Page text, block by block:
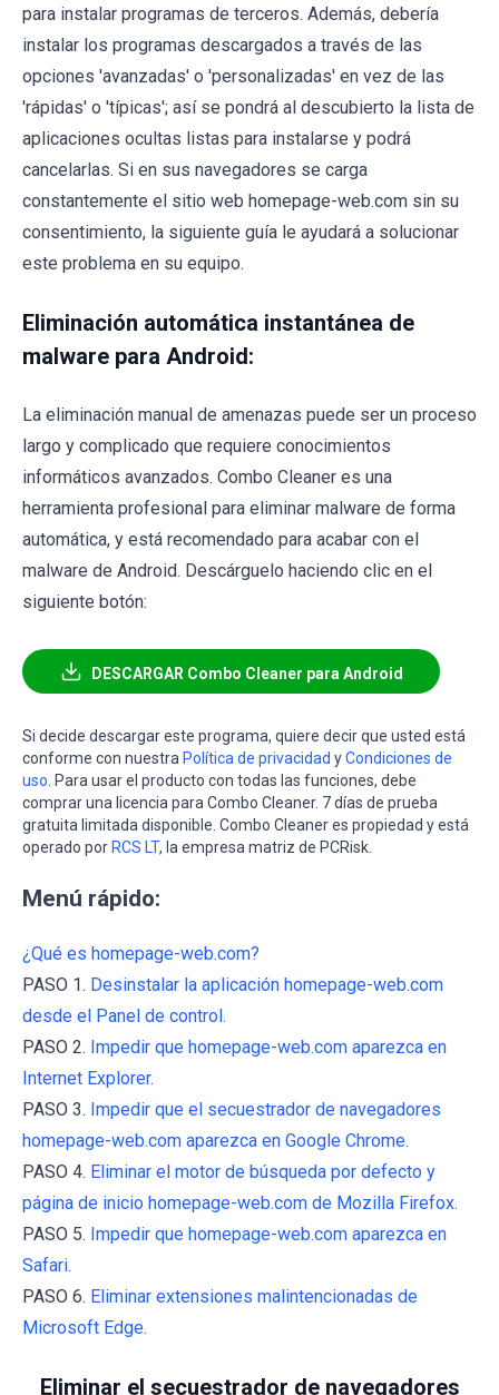
para instalar programas de terceros. Además, debería
instalar los programas descargados a través de las
opciones 'avanzadas' o 'personalizadas' en vez de las
'rápidas' o 'típicas'; así se pondrá al descubierto la lista de
aplicaciones ocultas listas para instalarse y podrá
cancelarlas. Si en sus navegadores se carga
constantemente el sitio web homepage-web.com sin su
consentimiento, la siguiente guía le ayudará a solucionar
este problema en su equipo.
Eliminación automática instantánea de
malware para Android:
La eliminación manual de amenazas puede ser un proceso
largo y complicado que requiere conocimientos
informáticos avanzados. Combo Cleaner es una
herramienta profesional para eliminar malware de forma
automática, y está recomendado para acabar con el
malware de Android. Descárguelo haciendo clic en el
siguiente botón:
DESCARGAR Combo Cleaner para Android
Si decide descargar este programa, quiere decir que usted está
conforme con nuestra Política de privacidad yCondiciones de
uso . Para usar el producto con todas las funciones, debe
comprar una licencia para Combo Cleaner. 7 días de prueba
gratuita limitada disponible. Combo Cleaner es propiedad y está
operado por RCS LT, la empresa matriz de PCRisk.
Menú rápido:
¿Qué es homepage-web.com?
PASO 1. Desinstalar la aplicación homepage-web.com
desde el Panel de control.
PASO 2. Impedir que homepage-web.com aparezca en
Internet Explorer.
PASO 3. Impedir que el secuestrador de navegadores
homepage-web.com aparezca en Google Chrome.
PASO 4. Eliminar el motor de búsqueda por defecto y
página de inicio homepage-web.com de Mozilla Firefox.
PASO 5. Impedir que homepage-web.com aparezca en
Safari.
PASO 6. Eliminar extensiones malintencionadas de
Microsoft Edge.
Eliminar el secuestrador de navegadores